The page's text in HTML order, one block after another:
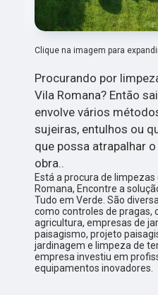
Clique na imagem para
Procurando por
Vila Romana? Então
envolve vários
sujeiras, entulhos ou
que possa atrapalhar
obra..
Está a procura de
Romana, Encontre a
Tudo em Verde. São
como controles de pragas,
agricultura, empresas de
paisagismo, projeto
jardinagem e limpeza de
empresa investiu em
equipamentos inovadores.